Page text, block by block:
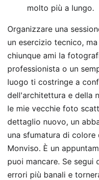
molto più a lungo.
Organizzare una
un esercizio tecnico,
chiunque ami la
professionista o un
luogo ti costringe a
dell'architettura e della
le mie vecchie foto
dettaglio nuovo, un
una sfumatura di colore
Monviso. È un
puoi mancare. Se
errori più banali e